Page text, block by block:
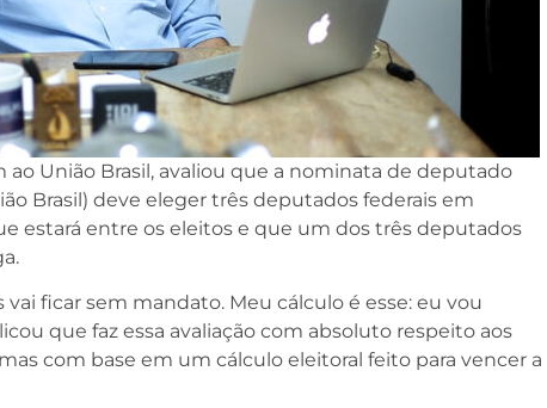
União Brasil, avaliou que a nominata de deputado
Brasil) deve eleger três deputados federais em
estará entre os eleitos e que um dos três deputados
vai ficar sem mandato. Meu cálculo é esse: eu vou
que faz essa avaliação com absoluto respeito aos
com base em um cálculo eleitoral feito para vencer a